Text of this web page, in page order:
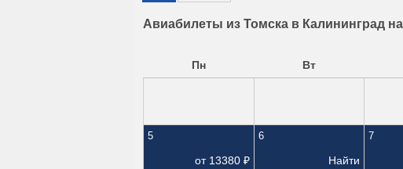
Авиабилеты из Томска в Калининград
Пн Вт
5
от 13380 ₽
6
Найти
7